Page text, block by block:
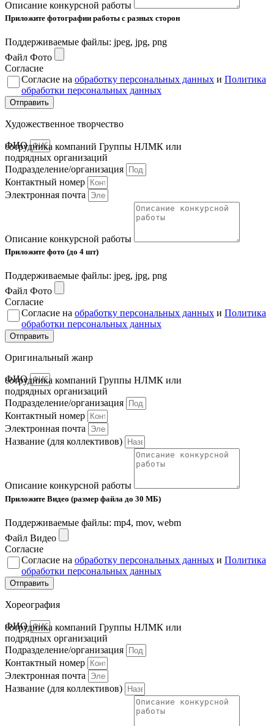
Описание конкурсной работы
Приложите фотографии работы с разных сторон
Поддерживаемые файлы: jpeg, jpg, png
Файл Фото
Согласие
Согласие на обработку персональных данных и Политика
обработки персональных данных
Отправить
Художественное творчество
ФИО
сотрудника компаний Группы НЛМК или
подрядных организаций
Подразделение/организация
Контактный номер
Электронная почта
Описание конкурсной работы
Приложите фото (до 4 шт)
Поддерживаемые файлы: jpeg, jpg, png
Файл Фото
Согласие
Согласие на обработку персональных данных и Политика
обработки персональных данных
Отправить
Оригинальный жанр
ФИО
сотрудника компаний Группы НЛМК или
подрядных организаций
Подразделение/организация
Контактный номер
Электронная почта
Название (для коллективов)
Описание конкурсной работы
Приложите Видео (размер файла до 30 МБ)
Поддерживаемые файлы: mp4, mov, webm
Файл Видео
Согласие
Согласие на обработку персональных данных и Политика
обработки персональных данных
Отправить
Хореография
ФИО
сотрудника компаний Группы НЛМК или
подрядных организаций
Подразделение/организация
Контактный номер
Электронная почта
Название (для коллективов)